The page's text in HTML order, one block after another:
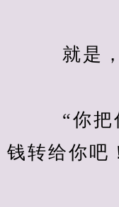
就是，
“你把你
钱转给你吧